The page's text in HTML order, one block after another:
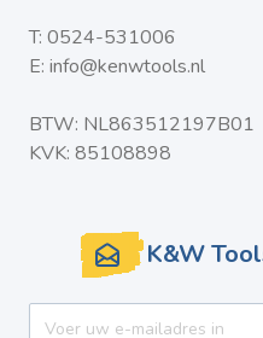
T: 0524-531006
E: info@kenwtools.nl
BTW: NL863512197B01
KVK: 85108898
K&W